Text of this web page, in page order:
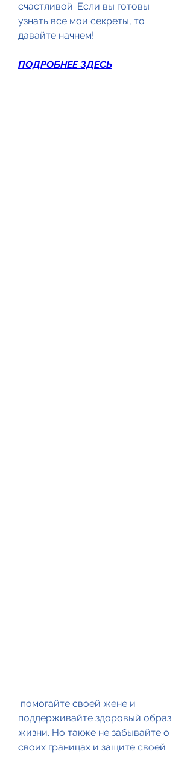
счастливой. Если вы готовы
узнать все мои секреты, то
давайте начнем!
ПОДРОБНЕЕ ЗДЕСЬ
поддерживайте здоровый образ
жизни. Но также не забывайте о
своих границах и защите своей